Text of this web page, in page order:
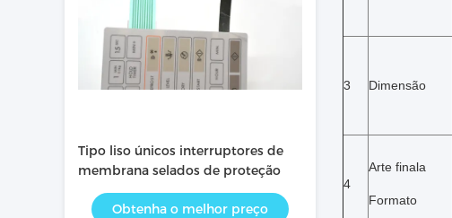
Tipo liso únicos interruptores de
membrana selados de proteção
Obtenha o melhor preço
3 Dimensão
4
Arte finala
Formato